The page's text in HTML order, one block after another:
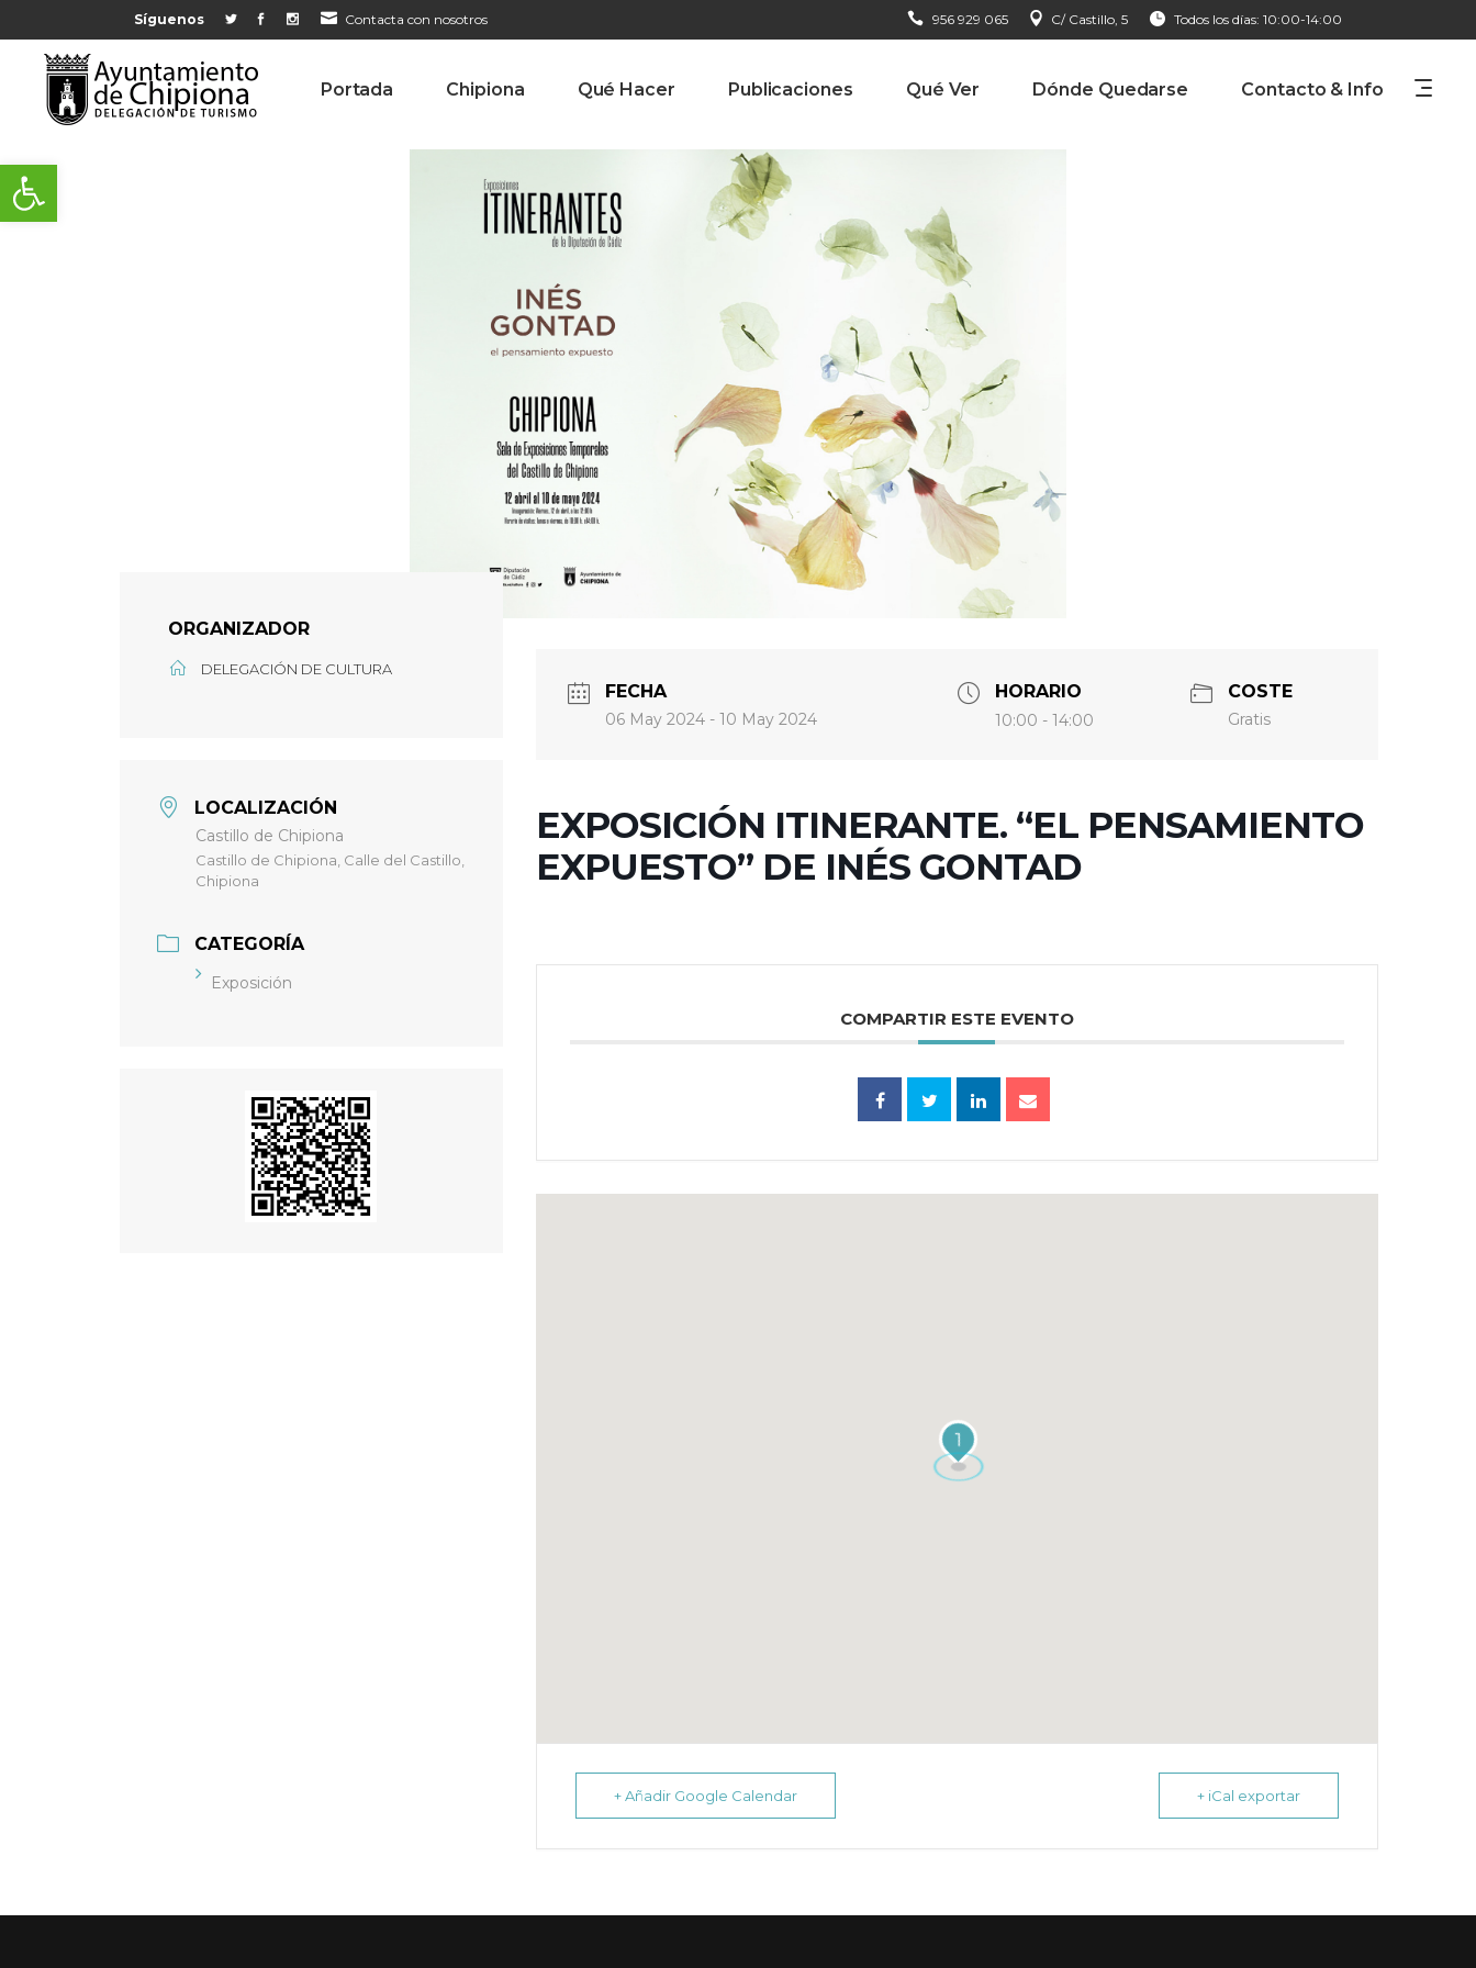
Abrir barra de herramientas
Síguenos Contacta con nosotros 956 929 065 C/ Castillo, 5 Todos los días: 10:00-14:00
Portada Chipiona Qué Hacer Publicaciones Qué Ver Dónde Quedarse Contacto & Info
ORGANIZADOR
DELEGACIÓN DE CULTURA
LOCALIZACIÓN
Castillo de Chipiona
Castillo de Chipiona, Calle del Castillo,
Chipiona
CATEGORÍA
Exposición
FECHA
06 May 2024- 10 May 2024
HORARIO
10:00 - 14:00
COSTE
Gratis
EXPOSICIÓN ITINERANTE. “EL PENSAMIENTO
EXPUESTO” DE INÉS GONTAD
COMPARTIR ESTE EVENTO
1
+ Añadir Google Calendar + iCal exportar